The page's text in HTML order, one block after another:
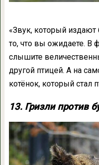
«Звук, который
то, что вы ожидаете. В
слышите
другой птицей. А на
котёнок, который стал
13. Гризли против